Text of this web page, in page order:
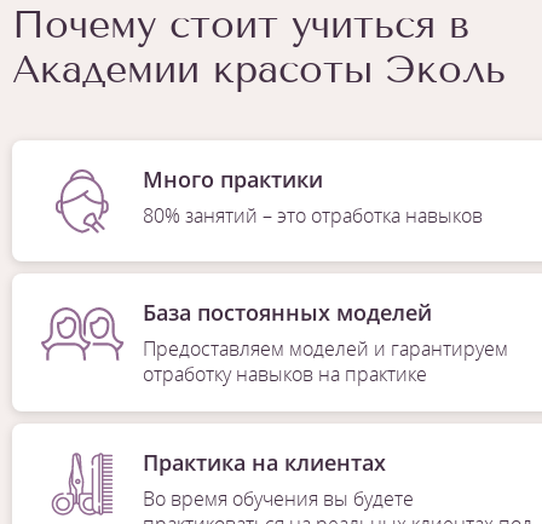
Почему стоит учиться в
Академии красоты Эколь
Много практики
80% занятий – это отработка навыков
База постоянных моделей
Предоставляем моделей и гарантируем
отработку навыков на практике
Практика на клиентах
Во время обучения вы будете